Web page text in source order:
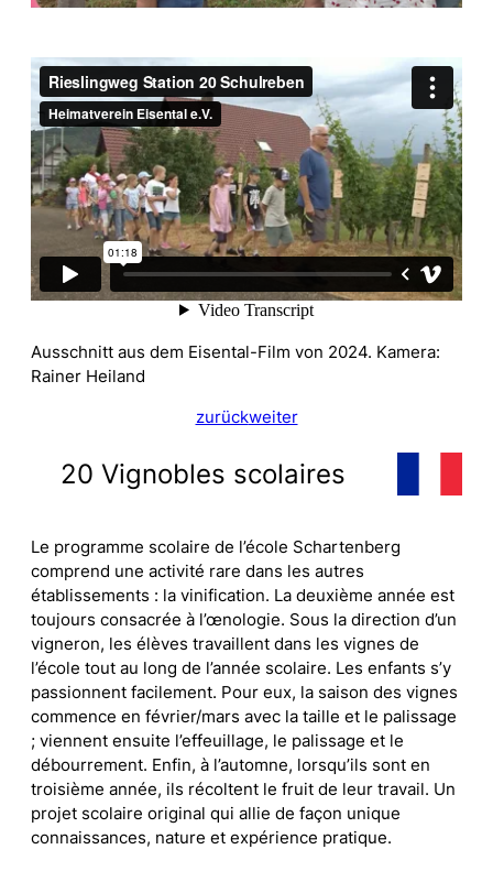
Ausschnitt aus dem Eisental-Film von 2024. Kamera:
Rainer Heiland
zurückweiter
20 Vignobles scolaires
Le programme scolaire de l’école Schartenberg
comprend une activité rare dans les autres
établissements : la vinification. La deuxième année est
toujours consacrée à l’œnologie. Sous la direction d’un
vigneron, les élèves travaillent dans les vignes de
l’école tout au long de l’année scolaire. Les enfants s’y
passionnent facilement. Pour eux, la saison des vignes
commence en février/mars avec la taille et le palissage
; viennent ensuite l’effeuillage, le palissage et le
débourrement. Enfin, à l’automne, lorsqu’ils sont en
troisième année, ils récoltent le fruit de leur travail. Un
projet scolaire original qui allie de façon unique
connaissances, nature et expérience pratique.